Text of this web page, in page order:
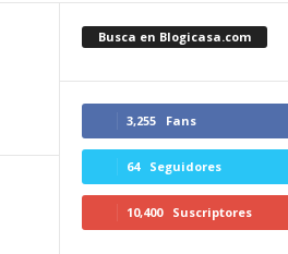
Busca en Blogicasa.com
3,255 Fans
64 Seguidores
10,400 Suscriptores